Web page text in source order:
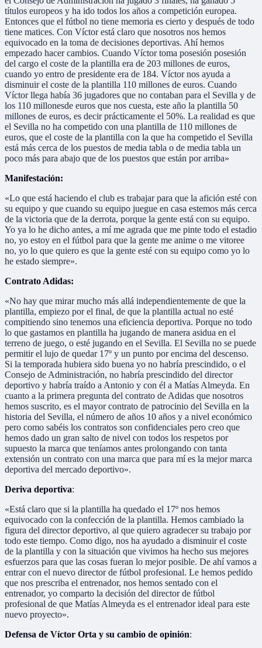
títulos europeos y ha ido todos los años a competición europea.
Entonces que el fútbol no tiene memoria es cierto y después de todo
tiene matices. Con Víctor está claro que nosotros nos hemos
equivocado en la toma de decisiones deportivas. Ahí hemos
empezado hacer cambios. Cuando Víctor toma posesión posesión
del cargo el coste de la plantilla era de 203 millones de euros,
cuando yo entro de presidente era de 184. Víctor nos ayuda a
disminuir el coste de la plantilla 110 millones de euros. Cuando
Víctor llega había 36 jugadores que no contaban para el Sevilla y de
los 110 millonesde euros que nos cuesta, este año la plantilla 50
millones de euros, es decir prácticamente el 50%. La realidad es que
el Sevilla no ha competido con una plantilla de 110 millones de
euros, que el coste de la plantilla con la que ha competido el Sevilla
está más cerca de los puestos de media tabla o de media tabla un
poco más para abajo que de los puestos que están por arriba»
Manifestación:
«Lo que está haciendo el club es trabajar para que la afición esté con
su equipo y que cuando su equipo juegue en casa estemos más cerca
de la victoria que de la derrota, porque la gente está con su equipo.
Yo ya lo he dicho antes, a mí me agrada que me pinte todo el estadio
no, yo estoy en el fútbol para que la gente me anime o me vitoree
no, yo lo que quiero es que la gente esté con su equipo como yo lo
he estado siempre».
Contrato Adidas:
«No hay que mirar mucho más allá independientemente de que la
plantilla, empiezo por el final, de que la plantilla actual no esté
compitiendo sino tenemos una eficiencia deportiva. Porque no todo
lo que gastamos en plantilla ha jugando de manera asidua en el
terreno de juego, o esté jugando en el Sevilla. El Sevilla no se puede
permitir el lujo de quedar 17º y un punto por encima del descenso.
Si la temporada hubiera sido buena yo no habría prescindido, o el
Consejo de Administración, no habría prescindido del director
deportivo y habría traído a Antonio y con él a Matías Almeyda. En
cuanto a la primera pregunta del contrato de Adidas que nosotros
hemos suscrito, es el mayor contrato de patrocinio del Sevilla en la
historia del Sevilla, el número de años 10 años y a nivel económico
pero como sabéis los contratos son confidenciales pero creo que
hemos dado un gran salto de nivel con todos los respetos por
supuesto la marca que teníamos antes prolongando con tanta
extensión un contrato con una marca que para mí es la mejor marca
deportiva del mercado deportivo».
Deriva deportiva:
«Está claro que si la plantilla ha quedado el 17º nos hemos
equivocado con la confección de la plantilla. Hemos cambiado la
figura del director deportivo, al que quiero agradecer su trabajo por
todo este tiempo. Como digo, nos ha ayudado a disminuir el coste
de la plantilla y con la situación que vivimos ha hecho sus mejores
esfuerzos para que las cosas fueran lo mejor posible. De ahí vamos a
entrar con el nuevo director de fútbol profesional. Le hemos pedido
que nos prescriba el entrenador, nos hemos sentado con el
entrenador, yo comparto la decisión del director de fútbol
profesional de que Matías Almeyda es el entrenador ideal para este
nuevo proyecto».
Defensa de Víctor Orta y su cambio de opinión: